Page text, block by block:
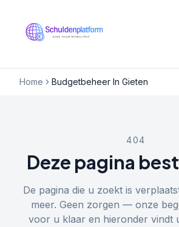
Home Budgetbeheer In Gieten
404
Deze pagina
De pagina die u zoekt is
meer. Geen zorgen — onze
voor u klaar en hieronder vindt